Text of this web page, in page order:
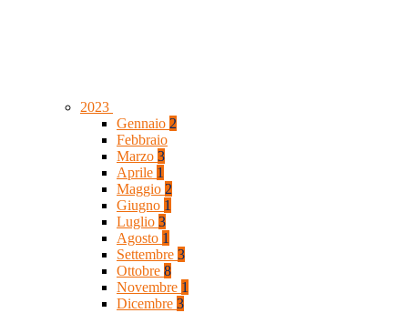
2023
Gennaio 2
Febbraio
Marzo 3
Aprile 1
Maggio 2
Giugno 1
Luglio 3
Agosto 1
Settembre 3
Ottobre 8
Novembre 1
Dicembre 3